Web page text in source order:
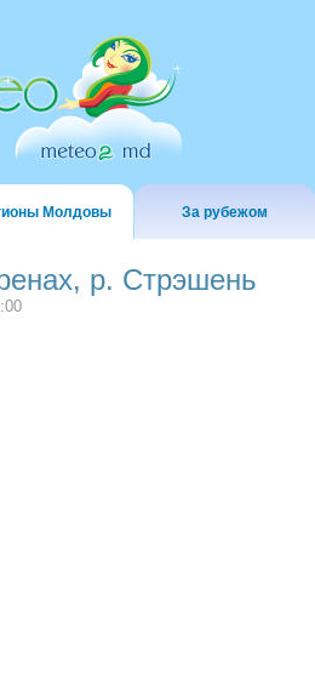
Молдовы За рубежом
р. Стрэшень